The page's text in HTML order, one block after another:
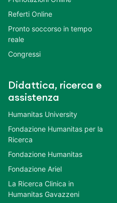
Referti Online
Pronto soccorso in tempo
reale
Congressi
Didattica, ricerca e
assistenza
Humanitas University
Fondazione Humanitas per la
Ricerca
Fondazione Humanitas
Fondazione Ariel
La Ricerca Clinica in
Humanitas Gavazzeni